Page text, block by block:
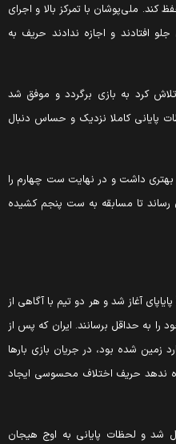
ملی‌پوشان با تمرکز بالا و اجرای
افتادند و اجازه ندادند حریف به
کرد به بازی برگردد و موفق شد
کاملا نزدیک و حساس دنبال
داشت و در نهایت ست چهارم را
پایان رساند تا مسابقه به ست پنجم کشیده
آغاز شد و هر دو تیم با آگاهی از
به حداقل برسانند. ایران که پس از
شده بود، در جریان بازی بارها
ندهد حریف اختلاف محسوسی ایجاد
شد و لحظات پایانی به اوج هیجان